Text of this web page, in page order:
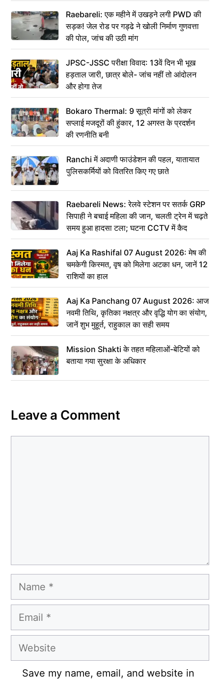
Raebareli: एक महीने में उखड़ने लगी PWD की
सड़क! जेल रोड पर गड्ढे ने खोली निर्माण गुणवत्ता
की पोल, जांच की उठी मांग
JPSC-JSSC परीक्षा विवाद: 13वें दिन भी भूख
हड़ताल जारी, छात्र बोले- जांच नहीं तो आंदोलन
और होगा तेज
Bokaro Thermal: 9 सूत्री मांगों को लेकर
सप्लाई मजदूरों की हुंकार, 12 अगस्त के प्रदर्शन
की रणनीति बनी
Ranchi में अदाणी फाउंडेशन की पहल, यातायात
पुलिसकर्मियों को वितरित किए गए छाते
Raebareli News: रेलवे स्टेशन पर सतर्क GRP
सिपाही ने बचाई महिला की जान, चलती ट्रेन में चढ़ते
समय हुआ हादसा टला; घटना CCTV में कैद
Aaj Ka Rashifal 07 August 2026: मेष की
चमकेगी किस्मत, वृष को मिलेगा अटका धन, जानें 12
राशियों का हाल
Aaj Ka Panchang 07 August 2026: आज
नवमी तिथि, कृतिका नक्षत्र और वृद्धि योग का संयोग,
जानें शुभ मुहूर्त, राहुकाल का सही समय
Mission Shakti के तहत महिलाओं-बेटियों को
बताया गया सुरक्षा के अधिकार
Leave a Comment
Name
Email
Website
Save my name, email, and website in